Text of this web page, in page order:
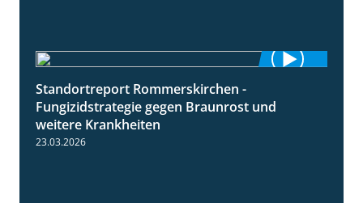
Standortreport Rommerskirchen -
Fungizidstrategie gegen Braunrost und
weitere Krankheiten
23.03.2026